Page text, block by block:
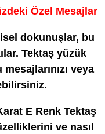
Özel Mesajlar
dokunuşlar, bu
Tektaş yüzük
veya
E Renk Tektaş
ve nasıl